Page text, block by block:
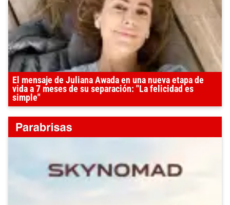
El mensaje de Juliana Awada en una nueva etapa de
vida a 7 meses de su separación: "La felicidad es
simple"